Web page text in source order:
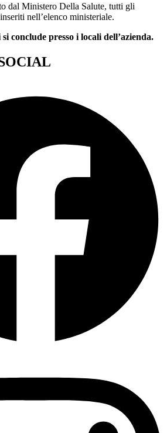
dal Ministero Della Salute, tutti gli
nell’elenco ministeriale.
conclude presso i locali dell’azienda.